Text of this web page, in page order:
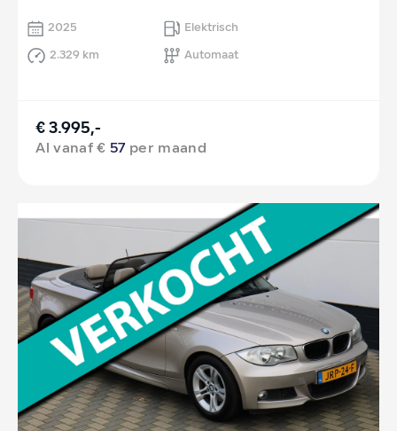
2025
Elektrisch
2.329 km
Automaat
€ 3.995,-
Al vanaf €57 per maand